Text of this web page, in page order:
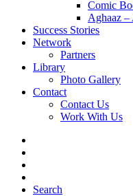
Comic
Aghaaz –
Success Stories
Network
Partners
Library
Photo Gallery
Contact
Contact Us
Work With Us
Search